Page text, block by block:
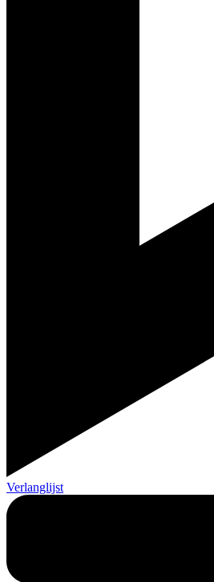
Verlanglijst